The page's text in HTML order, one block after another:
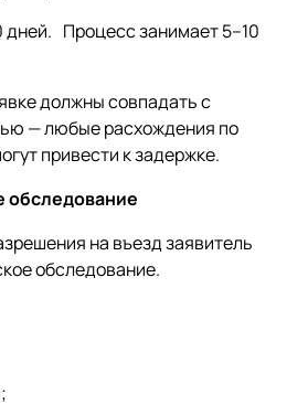
Процесс занимает 5–10
должны совпадать с
— любые расхождения по
привести к задержке.
обследование
на въезд заявитель
обследование.